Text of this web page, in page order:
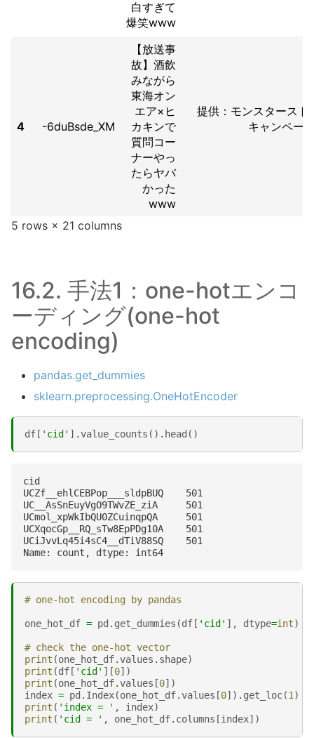
白すぎて
爆笑www
4 -6duBsde_XM
【放送事
故】酒飲
みながら
東海オン
エア×ヒ
カキンで
質問コー
ナーやっ
たらヤバ
かった
www
提供：モンスタース
キャンペー
5 rows × 21 columns
16.2. 手法1：one-hotエンコ
ーディング(one-hot
encoding)
pandas.get_dummies
sklearn.preprocessing.OneHotEncoder
df [ 'cid' ] .value_counts () . head ()
cid
UCZf__ehlCEBPop___sldpBUQ    501
UC__AsSnEuyVgO9TWvZE_ziA     501
UCmol_xpWkIbQU0ZCuinqpQA     501
UCXqocGp__RQ_sTw8EpPDg10A    501
UCiJvvLq45i4sC4__dTiV88SQ    501
# one-hot encoding by pandas
one_hot_df = pd . get_dummies (df [ 'cid' ], dtype=int)
# check the one-hot vector
print (one_hot_df.values . shape)
print (df [ 'cid' ][0])
print (one_hot_df.values [0])
index = pd . Index(one_hot_df.values [0]) . get_loc(1 )
print ( 'index = ' , index)
print ( 'cid = ' , one_hot_df. columns [index])